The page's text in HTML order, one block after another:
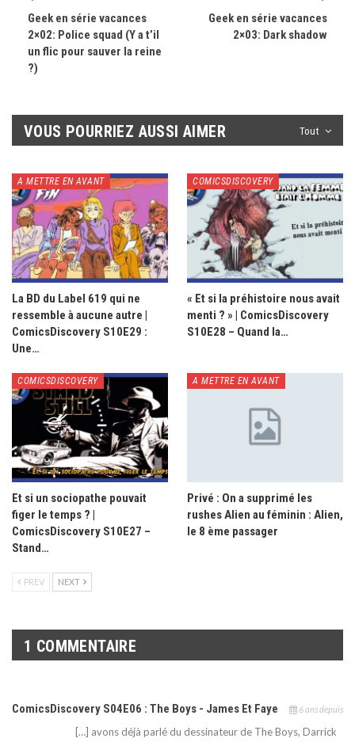
Geek en série vacances
2×02: Police squad (Y a t’il
un flic pour sauver la reine
?)
Geek en série vacances
2×03: Dark shadow
Tout
VOUS POURRIEZ AUSSI AIMER
A METTRE EN AVANT
La BD du Label 619 qui ne
ressemble à aucune autre |
ComicsDiscovery S10E29 :
Une…
COMICSDISCOVERY
« Et si la préhistoire nous avait
menti ? » | ComicsDiscovery
S10E28 – Quand la…
COMICSDISCOVERY
Et si un sociopathe pouvait
figer le temps ? |
ComicsDiscovery S10E27 –
Stand…
A METTRE EN AVANT
Privé : On a supprimé les
rushes Alien au féminin : Alien,
le 8 ème passager
PREV NEXT
1 COMMENTAIRE
ComicsDiscovery S04E06 : The Boys - James Et Faye 6 ans depuis
[…] avons déjà parlé du dessinateur de The Boys, Darrick